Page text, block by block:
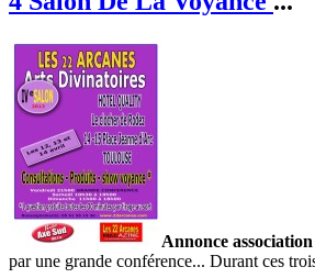
Annonce association
par une grande conférence... Durant ces